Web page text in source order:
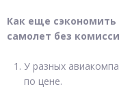
Как еще сэкономить
самолет без
У разных
по цене.